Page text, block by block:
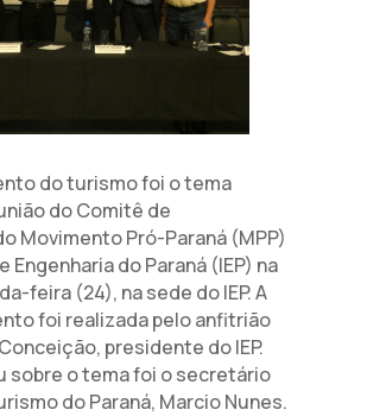
do turismo foi o tema
do Comitê de
Movimento Pró-Paraná (MPP)
do Paraná (IEP) na
feira (24), na sede do IEP. A
foi realizada pelo anfitrião
presidente do IEP.
sobre o tema foi o secretário
do Paraná, Marcio Nunes.